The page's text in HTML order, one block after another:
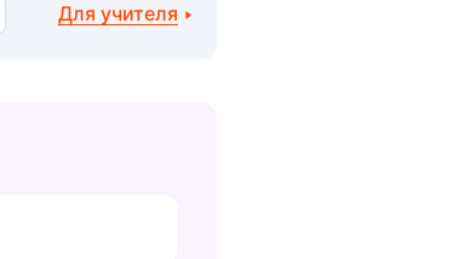
Для учителя